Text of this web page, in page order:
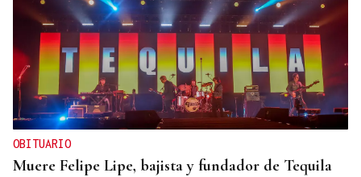
OBITUARIO
Muere Felipe Lipe, bajista y fundador de Tequila